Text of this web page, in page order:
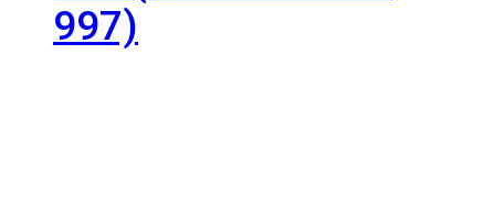
997)